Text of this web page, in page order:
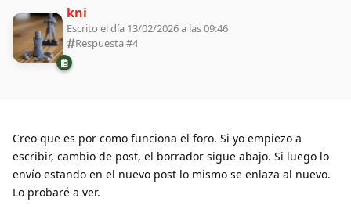
kni
Escrito el día 13/02/2026 a las 09:46
Respuesta #4
Creo que es por como funciona el foro. Si yo empiezo a
escribir, cambio de post, el borrador sigue abajo. Si luego lo
envío estando en el nuevo post lo mismo se enlaza al nuevo.
Lo probaré a ver.